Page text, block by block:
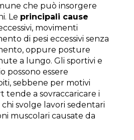
che può insorgere
Le principali cause
movimenti
di pesi eccessivi senza
oppure posture
a lungo. Gli sportivi e
possono essere
sebbene per motivi
tende a sovraccaricare i
svolge lavori sedentari
muscolari causate da